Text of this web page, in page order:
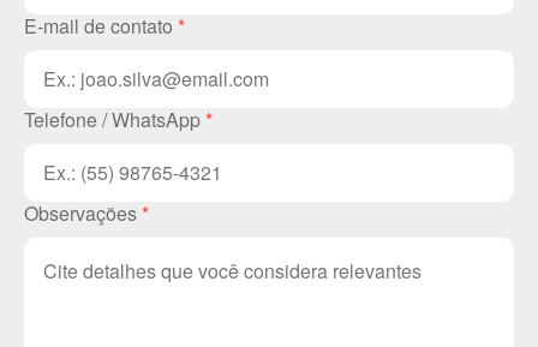
E-mail de contato *
Telefone / WhatsApp *
Observações *